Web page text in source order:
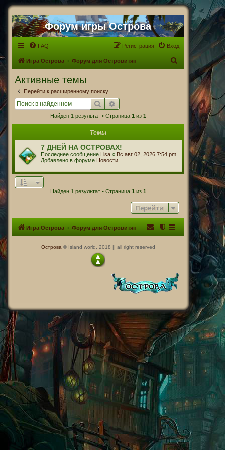
Форум игры Острова
FAQ Вход
Регистрация
Игра Острова Форум для Островитян
Активные темы
Перейти к расширенному поиску
Поиск
Найден 1 результат • Страница 1 из 1
Темы
7 ДНЕЙ НА ОСТРОВАХ!
Последнее сообщение Lisa « Вс авг 02, 2026 7:54 pm
Добавлено в форуме Новости
Найден 1 результат • Страница 1 из 1
Перейти
Игра Острова Форум для Островитян
Острова © Island world, 2018 || all right reserved